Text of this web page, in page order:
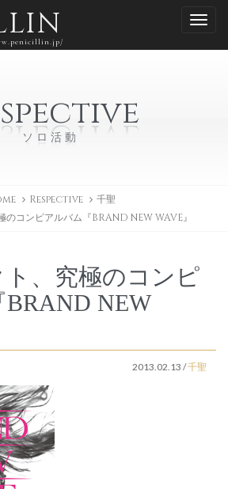
ソロ活動
Respective
千聖
のコンピアルバム『BRAND NEW WAVE』
、究極のコンピ
NEW
2013.02.13 /千聖